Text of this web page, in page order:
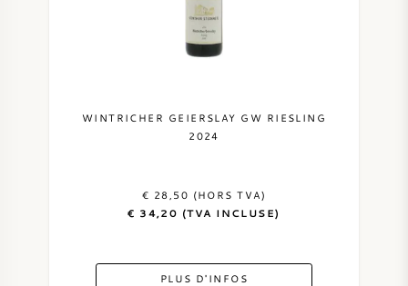
WINTRICHER GEIERSLAY GW RIESLING
2024
€ 28,50 (HORS TVA)
€ 34,20 (TVA INCLUSE)
PLUS D'INFOS